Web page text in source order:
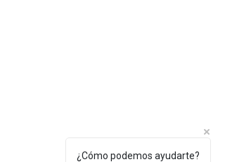
¿Cómo podemos ayudarte?